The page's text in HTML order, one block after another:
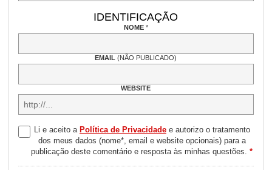
IDENTIFICAÇÃO
NOME *
EMAIL(NÃO PUBLICADO)
WEBSITE
Li e aceito a Política de Privacidadee autorizo o tratamento
dos meus dados (nome*, email e website opcionais) para a
publicação deste comentário e resposta às minhas questões.*